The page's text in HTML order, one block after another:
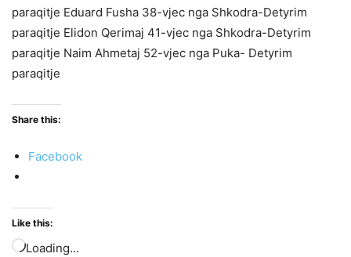
paraqitje Eduard Fusha 38-vjec nga Shkodra-Detyrim
paraqitje Elidon Qerimaj 41-vjec nga Shkodra-Detyrim
paraqitje Naim Ahmetaj 52-vjec nga Puka- Detyrim
paraqitje
Share this:
Facebook
Like this:
Loading…